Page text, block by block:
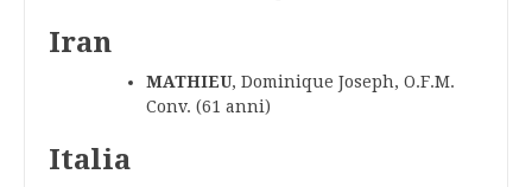
Iran
MATHIEU, Dominique Joseph, O.F.M.
Conv. (61 anni)
Italia